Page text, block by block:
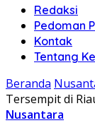
Redaksi
Pedoman
Kontak
Tentang
Beranda
Tersempit di
Nusantara